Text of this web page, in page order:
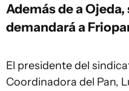
Además de a
demandará a
El presidente del
Coordinadora del Pan,